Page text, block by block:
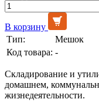
В корзину
Тип:
Мешок
Код товара: -
Складирование и
домашнем,
жизнедеятельности.